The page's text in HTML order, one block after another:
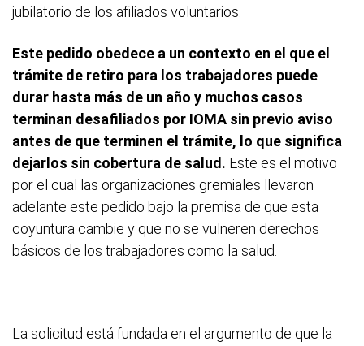
jubilatorio de los afiliados voluntarios.
Este pedido obedece a un contexto en el que el
trámite de retiro para los trabajadores puede
durar hasta más de un año y muchos casos
terminan desafiliados por IOMA sin previo aviso
antes de que terminen el trámite, lo que significa
dejarlos sin cobertura de salud. Este es el motivo
por el cual las organizaciones gremiales llevaron
adelante este pedido bajo la premisa de que esta
coyuntura cambie y que no se vulneren derechos
básicos de los trabajadores como la salud.
La solicitud está fundada en el argumento de que la